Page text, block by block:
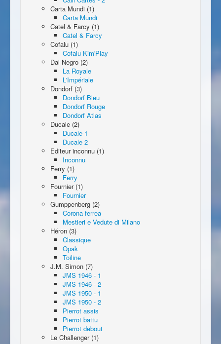
Carta Mundi (1)
Carta Mundi
Catel & Farcy (1)
Catel & Farcy
Cofalu (1)
Cofalu Kim'Play
Dal Negro (2)
La Royale
L'Impériale
Dondorf (3)
Dondorf Bleu
Dondorf Rouge
Dondorf Atlas
Ducale (2)
Ducale 1
Ducale 2
Editeur inconnu (1)
Inconnu
Ferry (1)
Ferry
Fournier (1)
Fournier
Gumppenberg (2)
Corona ferrea
Mestieri e Vedute di Milano
Héron (3)
Classique
Opak
Toiline
J.M. Simon (7)
JMS 1946 - 1
JMS 1946 - 2
JMS 1950 - 1
JMS 1950 - 2
Pierrot assis
Pierrot battu
Pierrot debout
Le Challenger (1)